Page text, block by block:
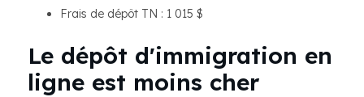
Frais de dépôt TN : 1 015 $
Le dépôt d'immigration en
ligne est moins cher